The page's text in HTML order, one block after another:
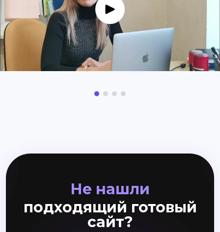
Не нашли
подходящий готовый
сайт?